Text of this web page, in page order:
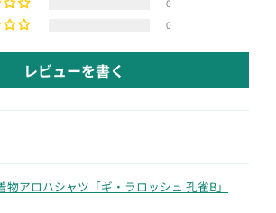
0
0
レビューを書く
物アロハシャツ「ギ・ラロッシュ 孔雀B」